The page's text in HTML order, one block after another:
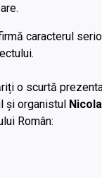
caracterul
o scurtă
și organistul
Român: